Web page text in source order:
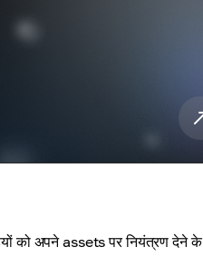
को अपने assets पर नियंत्रण देने